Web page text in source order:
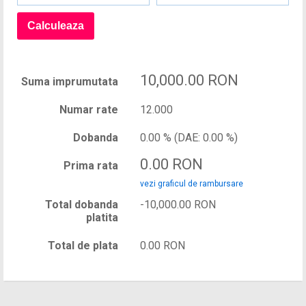
Suma imprumutata 10,000.00 RON
Numar rate 12.000
Dobanda 0.00 % (DAE: 0.00 %)
Prima rata 0.00 RON
vezi graficul de rambursare
Total dobanda
platita
-10,000.00 RON
Total de plata 0.00 RON